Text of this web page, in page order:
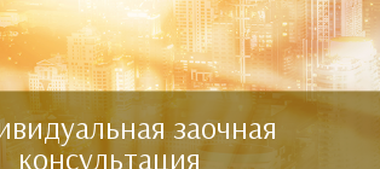
заочная
консультация